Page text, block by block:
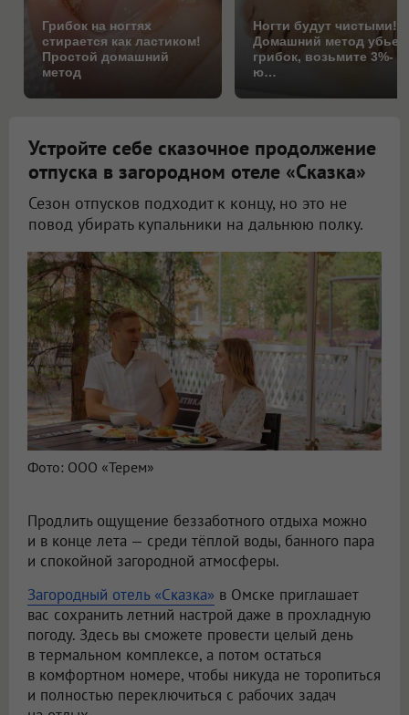
Грибок на ногтях
стирается как ластиком!
Простой домашний
метод
Ногти будут чистыми!
Домашний метод убьет
грибок, возьмите 3%-
ю…
Устройте себе сказочное продолжение
отпуска в загородном отеле «Сказка»
Сезон отпусков подходит к концу, но это не
повод убирать купальники на дальнюю полку.
Фото: ООО «Терем»
Продлить ощущение беззаботного отдыха можно
и в конце лета — среди тёплой воды, банного пара
и спокойной загородной атмосферы.
Загородный отель «Сказка» в Омске приглашает
вас сохранить летний настрой даже в прохладную
погоду. Здесь вы сможете провести целый день
в термальном комплексе, а потом остаться
в комфортном номере, чтобы никуда не торопиться
и полностью переключиться с рабочих задач